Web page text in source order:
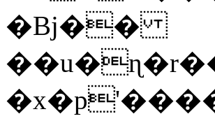
�Bj��